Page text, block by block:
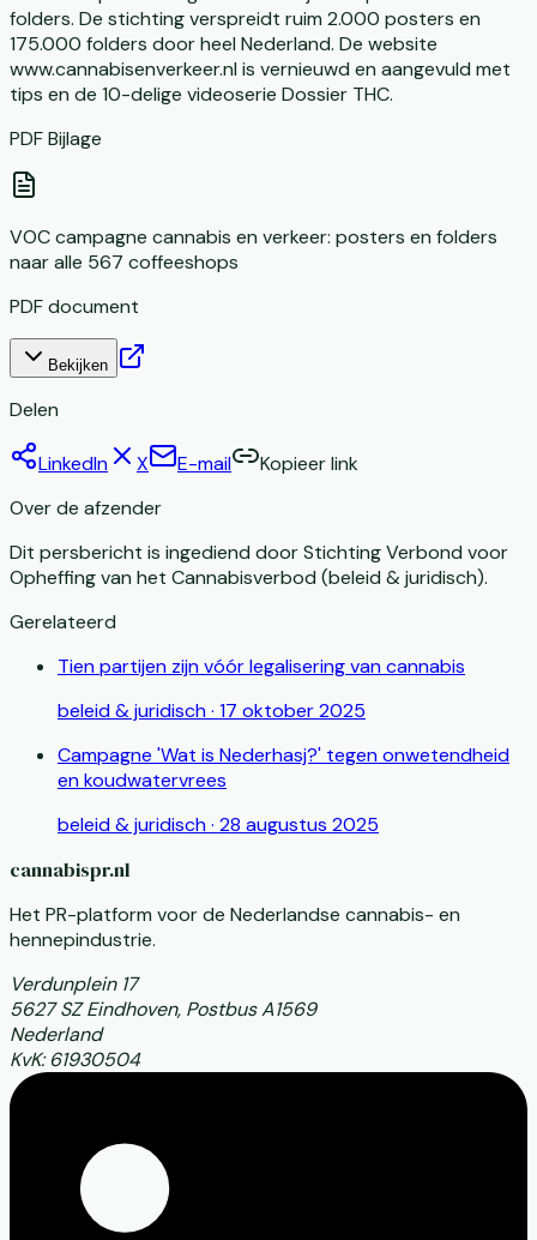
folders. De stichting verspreidt ruim 2.000 posters en
175.000 folders door heel Nederland. De website
www.cannabisenverkeer.nl is vernieuwd en aangevuld met
tips en de 10-delige videoserie Dossier THC.
PDF Bijlage
VOC campagne cannabis en verkeer: posters en folders
naar alle 567 coffeeshops
PDF document
Bekijken
Delen
LinkedIn X E-mail
Kopieer link
Over de afzender
Dit persbericht is ingediend doorStichting Verbond voor
Opheffing van het Cannabisverbod (beleid & juridisch).
Gerelateerd
Tien partijen zijn vóór legalisering van cannabis
beleid & juridisch· 17 oktober 2025
Campagne 'Wat is Nederhasj?' tegen onwetendheid
en koudwatervrees
beleid & juridisch· 28 augustus 2025
cannabispr.nl
Het PR-platform voor de Nederlandse cannabis- en
hennepindustrie.
Verdunplein 17
5627 SZ Eindhoven, Postbus A1569
Nederland
KvK: 61930504